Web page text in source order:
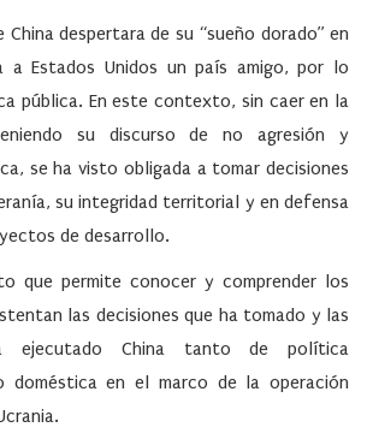
despertara de su “sueño dorado” en
a Estados Unidos un país amigo, por lo
pública. En este contexto, sin caer en la
su discurso de no agresión y
se ha visto obligada a tomar decisiones
su integridad territorial y en defensa
de desarrollo.
que permite conocer y comprender los
las decisiones que ha tomado y las
ejecutado China tanto de política
doméstica en el marco de la operación